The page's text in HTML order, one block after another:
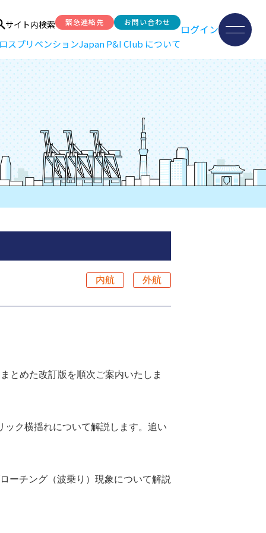
サイト内検索 緊急連絡先 お問い合わせ
ロスプリベンションJapan P&I Club について
ログイン
内航 外航
とめた改訂版を順次ご案内いたしま
ク横揺れについて解説します。追い
ーチング（波乗り）現象について解説